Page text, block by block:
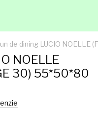
de dining LUCIO NOELLE
NOELLE
30) 55*50*80